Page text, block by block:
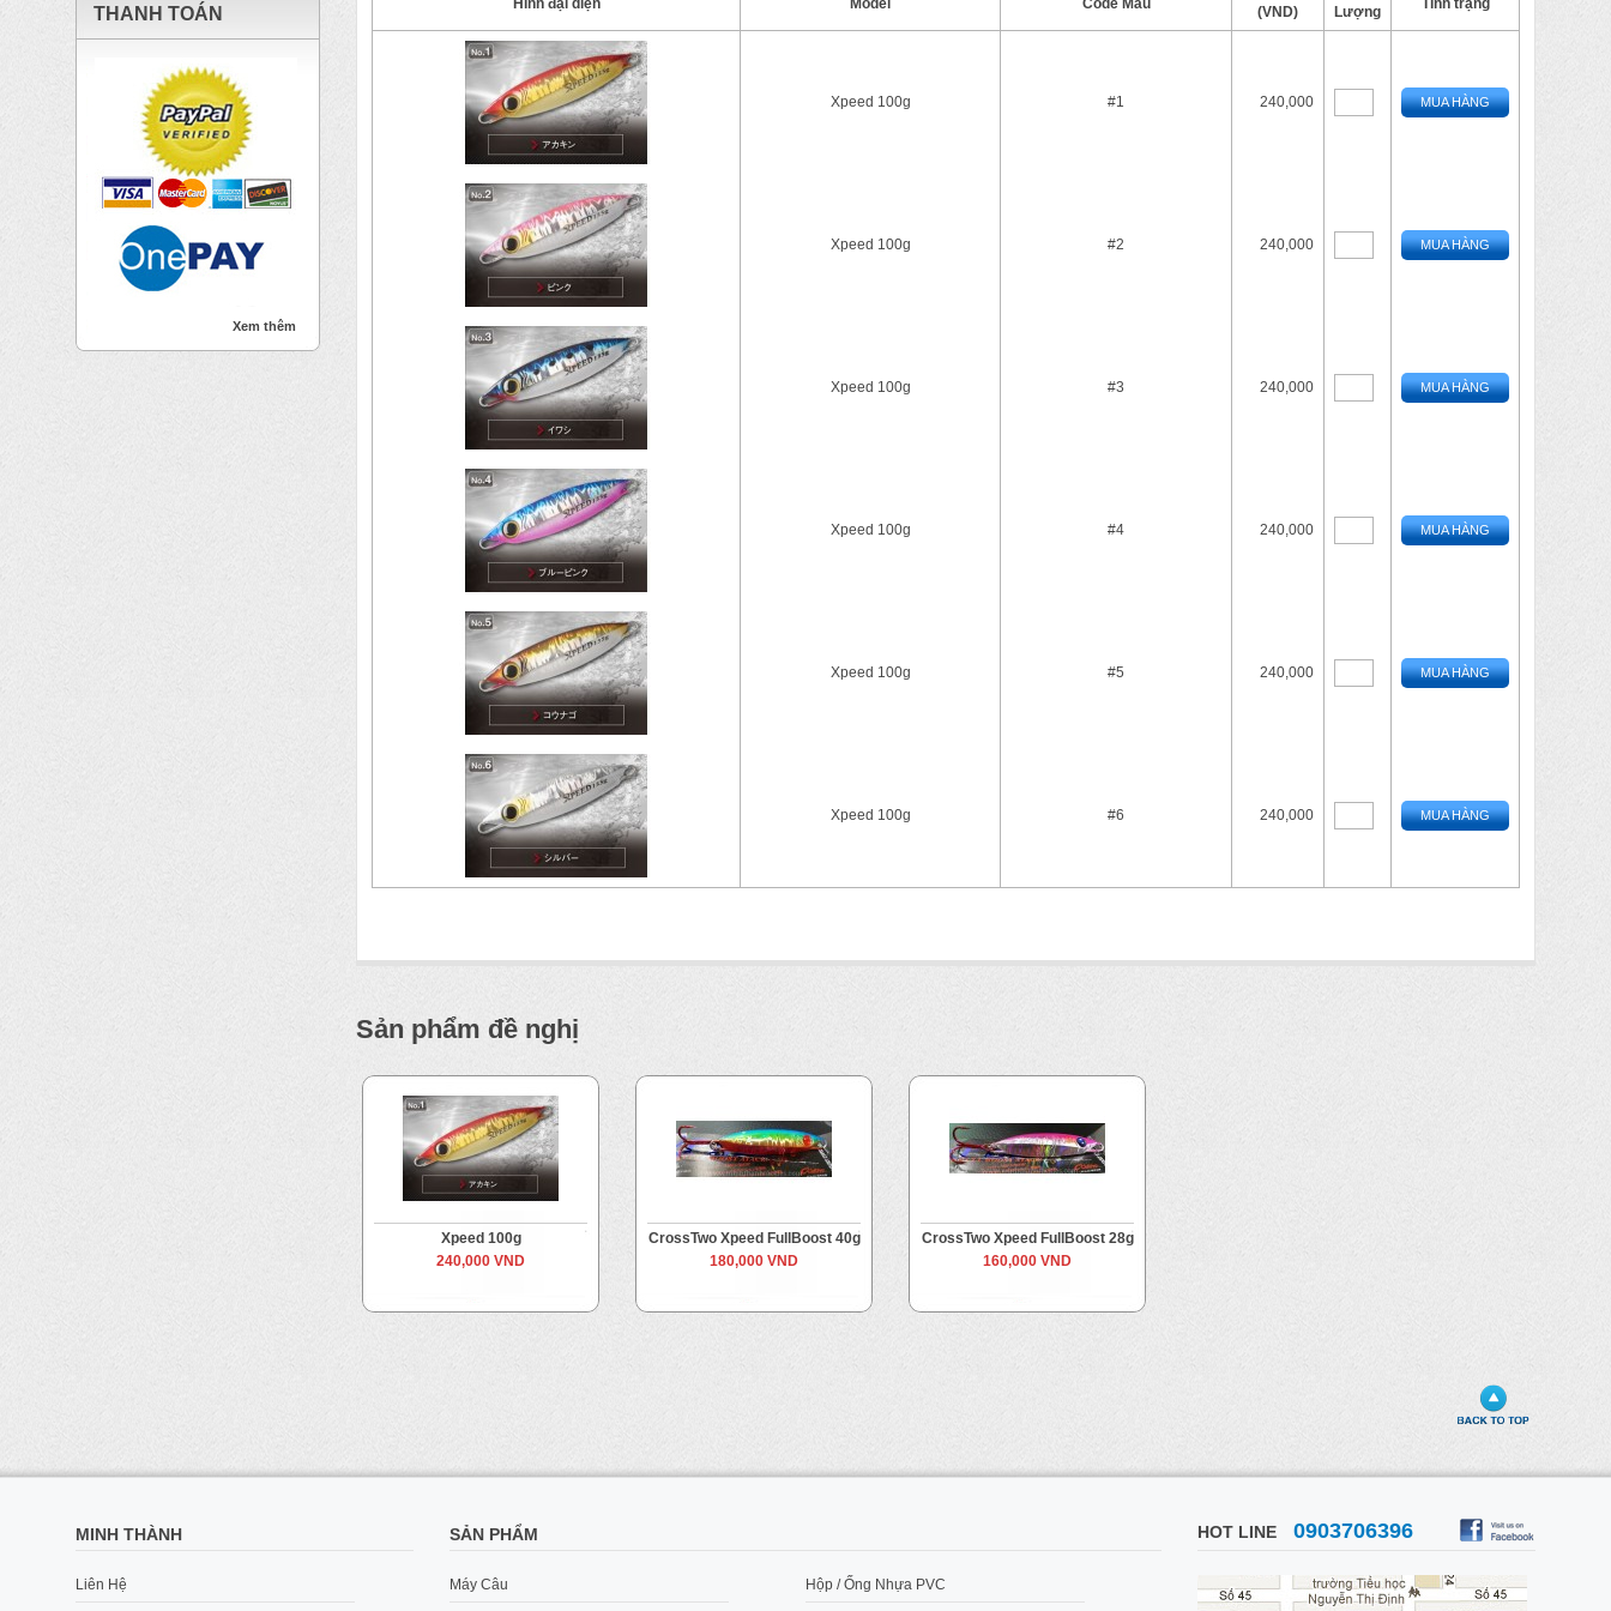
THANH TOÁN
Xem thêm
Hình đại diện Model Code Màu
(VND)
Lượng
Tình trạng
Xpeed 100g #1 240,000 MUA HÀNG
Xpeed 100g #2 240,000 MUA HÀNG
Xpeed 100g #3 240,000 MUA HÀNG
Xpeed 100g #4 240,000 MUA HÀNG
Xpeed 100g #5 240,000 MUA HÀNG
Xpeed 100g #6 240,000 MUA HÀNG
Sản phẩm đề nghị
Xpeed 100g
240,000 VND
CrossTwo Xpeed FullBoost 40g
180,000 VND
CrossTwo Xpeed FullBoost 28g
160,000 VND
MINH THÀNH
Liên Hệ
SẢN PHẨM
Máy Câu Hộp / Ống Nhựa PVC
HOT LINE 0903706396